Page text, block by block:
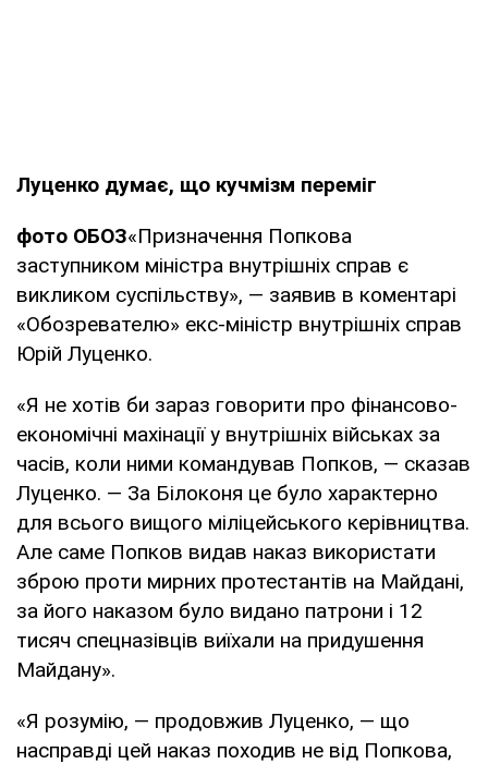
Луценко думає, що кучмізм переміг
фото ОБОЗ«Призначення Попкова
заступником міністра внутрішніх справ є
викликом суспільству», — заявив в коментарі
«Обозревателю» екс-міністр внутрішніх справ
Юрій Луценко.
«Я не хотів би зараз говорити про фінансово-
економічні махінації у внутрішніх військах за
часів, коли ними командував Попков, — сказав
Луценко. — За Білоконя це було характерно
для всього вищого міліцейського керівництва.
Але саме Попков видав наказ використати
зброю проти мирних протестантів на Майдані,
за його наказом було видано патрони і 12
тисяч спецназівців виїхали на придушення
Майдану».
«Я розумію, — продовжив Луценко, — що
насправді цей наказ походив не від Попкова,